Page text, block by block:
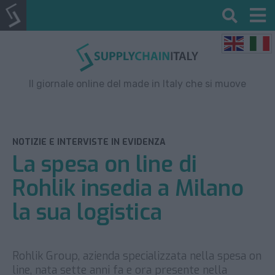
Il giornale online del made in Italy che si muove
NOTIZIE E INTERVISTE IN EVIDENZA
La spesa on line di
Rohlik insedia a Milano
la sua logistica
Rohlik Group, azienda specializzata nella spesa on
line, nata sette anni fa e ora presente nella